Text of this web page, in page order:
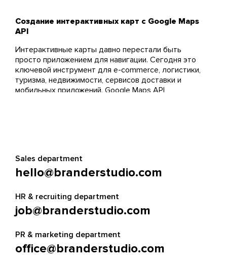
Создание интерактивных карт с Google Maps
API
Интерактивные карты давно перестали быть
просто приложением для навигации. Сегодня это
ключевой инструмент для e-commerce, логистики,
туризма, недвижимости, сервисов доставки и
мобильных приложений. Google Maps API
Что такое Google Maps API и для чего
используется?
начале пути. Это набор инструментов и сервисов
от Google, которые позволяют добавлять на
сайтыи в мобильные приложения карты,
функции. Google Maps API даёт разработчикам
возможность полностью настраивать внешний вид
Sales department
hello@branderstudio.com
HR & recruiting department
job@branderstudio.com
PR & marketing department
office@branderstudio.com